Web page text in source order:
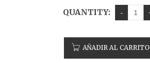
QUANTITY:
AÑADIR AL CARRITO